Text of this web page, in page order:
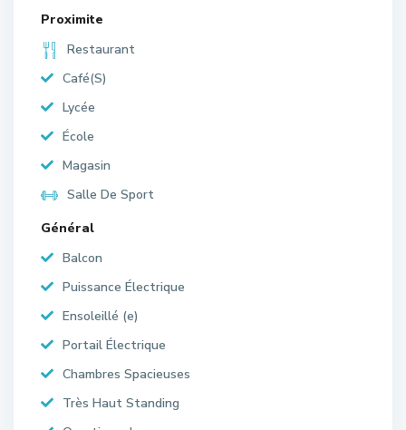
Proximite
Restaurant
Café(S)
Lycée
École
Magasin
Salle De Sport
Général
Balcon
Puissance Électrique
Ensoleillé (e)
Portail Électrique
Chambres Spacieuses
Très Haut Standing